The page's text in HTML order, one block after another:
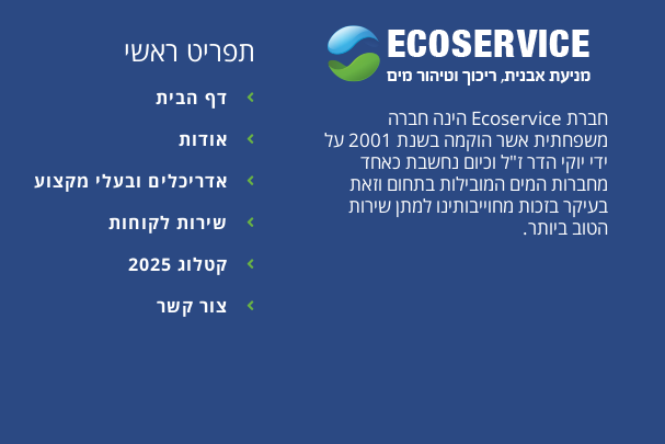
חברת Ecoservice הינה חברה
משפחתית אשר הוקמה בשנת 2001 על
ידי יוקי הדר ז"ל וכיום נחשבת כאחד
מחברות המים המובילות בתחום וזאת
בעיקר בזכות מחוייבותינו למתן שירות
הטוב ביותר.
תפריט ראשי
דף הבית
אודות
אדריכלים ובעלי מקצוע
שירות לקוחות
קטלוג 2025
צור קשר